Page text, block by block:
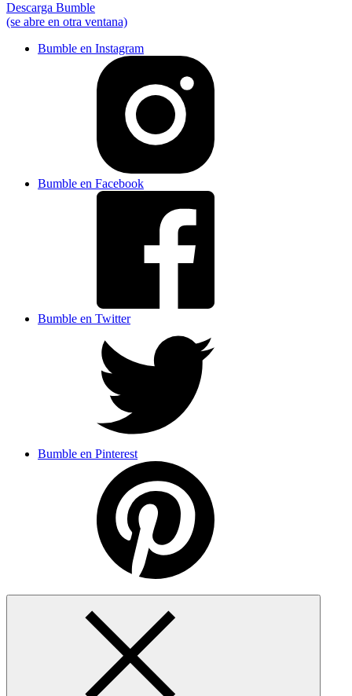
Descarga Bumble
(se abre en otra ventana)
Bumble en Instagram
Bumble en Facebook
Bumble en Twitter
Bumble en Pinterest